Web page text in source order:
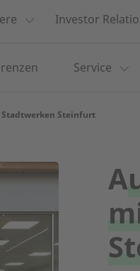
Investor
Service
Steinfurt